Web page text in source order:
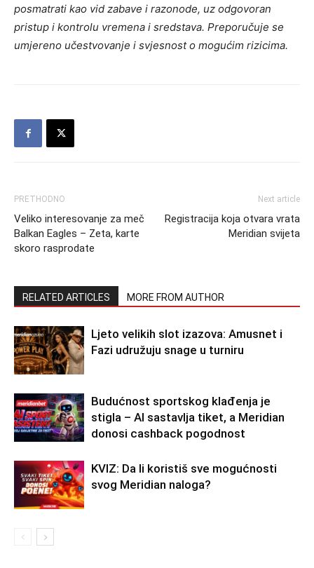
posmatrati kao vid zabave i razonode, uz odgovoran
pristup i kontrolu vremena i sredstava. Preporučuje se
umjereno učestvovanje i svjesnost o mogućim rizicima.
PRETHODNO
Veliko interesovanje za meč
Balkan Eagles – Zeta, karte
skoro rasprodate
Next article
Registracija koja otvara vrata
Meridian svijeta
RELATED ARTICLES MORE FROM AUTHOR
Ljeto velikih slot izazova: Amusnet i
Fazi udružuju snage u turniru
Budućnost sportskog klađenja je
stigla – AI sastavlja tiket, a Meridian
donosi cashback pogodnost
KVIZ: Da li koristiš sve mogućnosti
svog Meridian naloga?